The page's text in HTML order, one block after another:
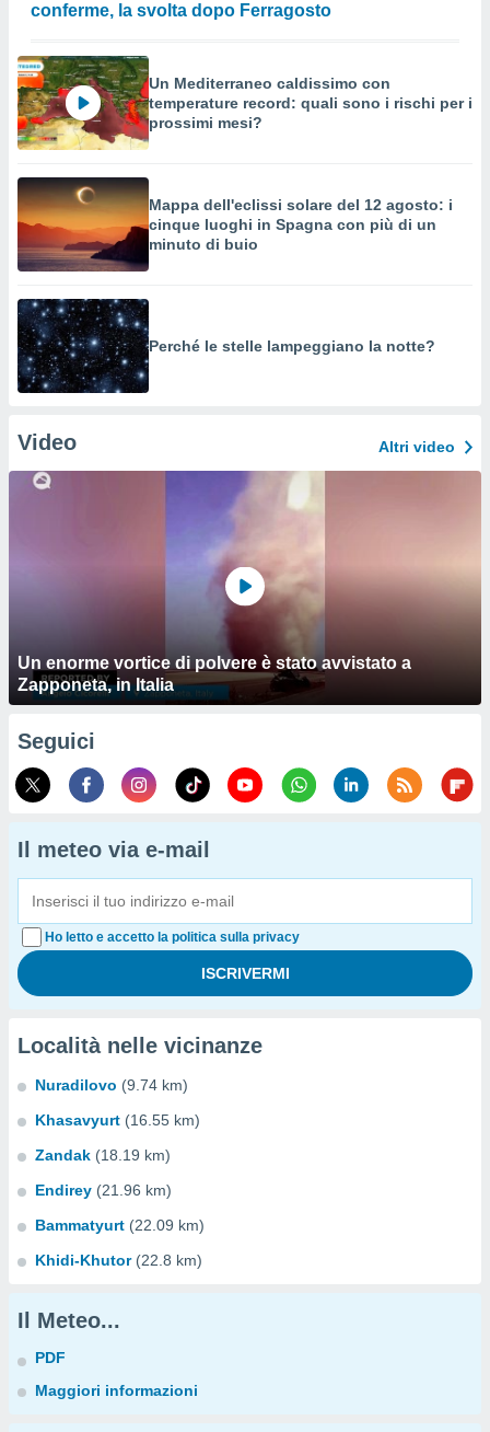
conferme, la svolta dopo Ferragosto
Un Mediterraneo caldissimo con
temperature record: quali sono i rischi per i
prossimi mesi?
Mappa dell'eclissi solare del 12 agosto: i
cinque luoghi in Spagna con più di un
minuto di buio
Perché le stelle lampeggiano la notte?
Video Altri video
Un enorme vortice di polvere è stato avvistato a
Zapponeta, in Italia
Seguici
Il meteo via e-mail
Ho letto e accetto la politica sulla privacy
Località nelle vicinanze
Nuradilovo (9.74 km)
Khasavyurt (16.55 km)
Zandak (18.19 km)
Endirey (21.96 km)
Bammatyurt (22.09 km)
Khidi-Khutor (22.8 km)
Il Meteo...
PDF
Maggiori informazioni